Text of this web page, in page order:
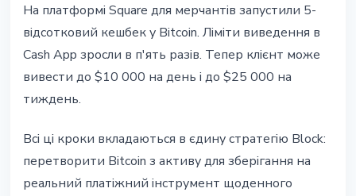
На платформі Square для мерчантів запустили 5-
відсотковий кешбек у Bitcoin. Ліміти виведення в
Cash App зросли в п'ять разів. Тепер клієнт може
вивести до $10 000 на день і до $25 000 на
тиждень.
Всі ці кроки вкладаються в єдину стратегію Block:
перетворити Bitcoin з активу для зберігання на
реальний платіжний інструмент щоденного